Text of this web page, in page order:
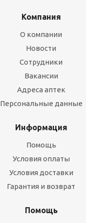
Компания
О компании
Новости
Сотрудники
Вакансии
Адреса аптек
Персональные данные
Информация
Помощь
Условия оплаты
Условия доставки
Гарантия и возврат
Помощь